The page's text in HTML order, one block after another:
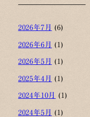
2026年7月 (6)
2026年6月 (1)
2026年5月 (1)
2025年4月 (1)
2024年10月 (1)
2024年5月 (1)